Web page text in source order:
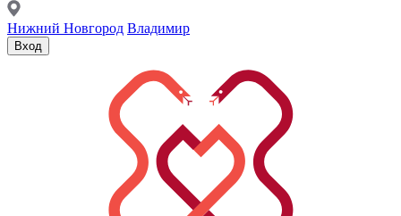
Нижний Новгород Владимир
Вход